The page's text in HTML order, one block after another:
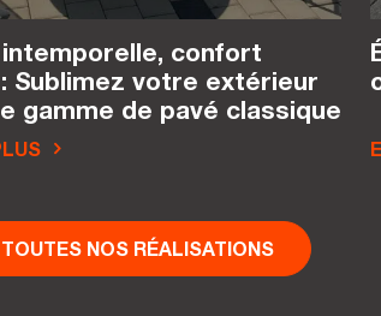
intemporelle, confort
Sublimez votre extérieur
gamme de pavé classique
NOS RÉALISATIONS